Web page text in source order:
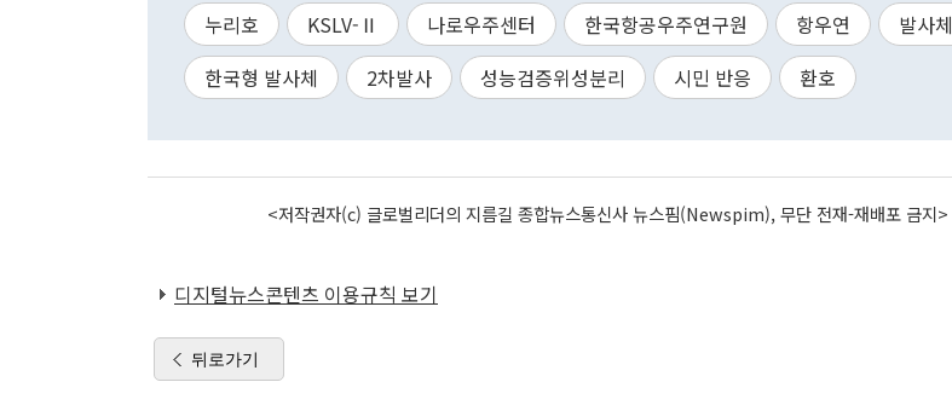
누리호 KSLV-Ⅱ 나로우주센터 한국항공우주연구원 항우연
발사체
한국형 발사체
2차발사 성능검증위성분리 시민 반응 환호
<저작권자(c) 글로벌리더의 지름길 종합뉴스통신사 뉴스핌(Newspim), 무단 전재-재배포 금지>
디지털뉴스콘텐츠 이용규칙 보기
뒤로가기